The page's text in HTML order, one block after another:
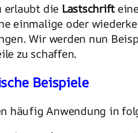
erlaubt die Lastschrift
einmalige oder
Wir werden nun
zu schaffen.
Beispiele
häufig Anwendung in